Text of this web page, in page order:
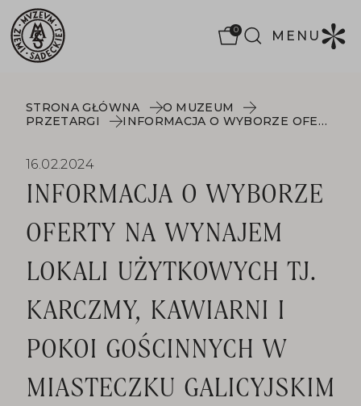
0 MENU
STRONA GŁÓWNA
O MUZEUM
PRZETARGI
INFORMACJA O WYBORZE OFERTY NA WYNAJEM LOKALI UŻYTKOWYCH TJ. KARCZMY, KAWIARNI I POKOI GOŚCINNYCH W MIASTECZKU GALICYJSKIM
16.02.2024
INFORMACJA O WYBORZE
OFERTY NA WYNAJEM
LOKALI UŻYTKOWYCH TJ.
KARCZMY, KAWIARNI I
POKOI GOŚCINNYCH W
MIASTECZKU GALICYJSKIM